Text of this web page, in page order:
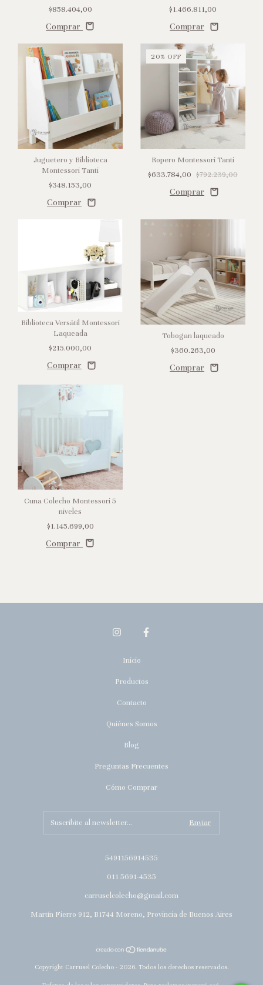
$858.404,00
Comprar
$1.466.811,00
Juguetero y Biblioteca
Montessori Tanti
$348.153,00
20% OFF
Ropero Montessori Tanti
$633.784,00 $792.239,00
Biblioteca Versátil Montessori
Laqueada
$215.000,00
Tobogan laqueado
$360.263,00
Cuna Colecho Montessori 5
niveles
$1.145.699,00
Comprar
Inicio
Productos
Contacto
Quiénes Somos
Blog
Preguntas Frecuentes
Cómo Comprar
5491156914535
011 5691-4535
carruselcolecho@gmail.com
Martín Fierro 912, B1744 Moreno, Provincia de Buenos Aires
Copyright Carrusel Colecho - 2026. Todos los derechos reservados.